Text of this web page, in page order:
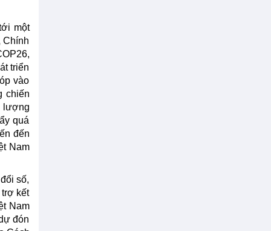
một
Chính
triển
vào
chiến
lượng
quá
đến
Nam
số,
trợ kết
Nam
đón